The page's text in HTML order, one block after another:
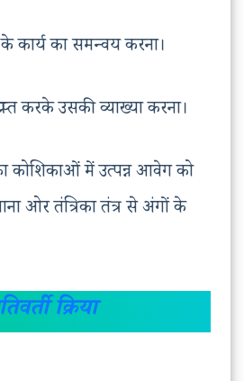
कार्य का समन्वय करना।
करके उसकी व्याख्या करना।
कोशिकाओं में उत्पन्न आवेग को
ओर तंत्रिका तंत्र से अंगों के
क्रिया